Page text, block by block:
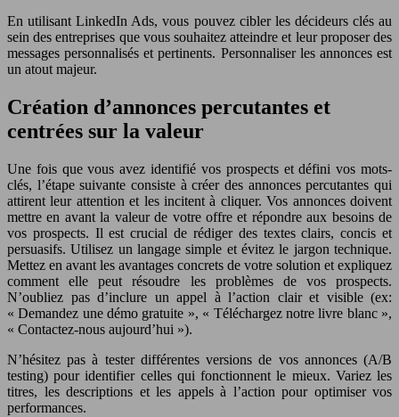
En utilisant LinkedIn Ads, vous pouvez cibler les décideurs clés au
sein des entreprises que vous souhaitez atteindre et leur proposer des
messages personnalisés et pertinents. Personnaliser les annonces est
un atout majeur.
Création d’annonces percutantes et
centrées sur la valeur
Une fois que vous avez identifié vos prospects et défini vos mots-
clés, l’étape suivante consiste à créer des annonces percutantes qui
attirent leur attention et les incitent à cliquer. Vos annonces doivent
mettre en avant la valeur de votre offre et répondre aux besoins de
vos prospects. Il est crucial de rédiger des textes clairs, concis et
persuasifs. Utilisez un langage simple et évitez le jargon technique.
Mettez en avant les avantages concrets de votre solution et expliquez
comment elle peut résoudre les problèmes de vos prospects.
N’oubliez pas d’inclure un appel à l’action clair et visible (ex:
« Demandez une démo gratuite », « Téléchargez notre livre blanc »,
« Contactez-nous aujourd’hui »).
N’hésitez pas à tester différentes versions de vos annonces (A/B
testing) pour identifier celles qui fonctionnent le mieux. Variez les
titres, les descriptions et les appels à l’action pour optimiser vos
performances.